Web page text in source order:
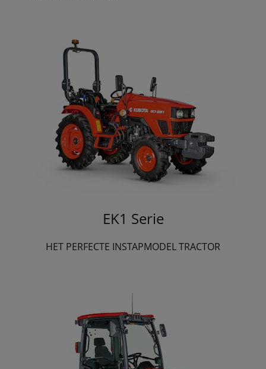
EK1 Serie
HET PERFECTE INSTAPMODEL TRACTOR